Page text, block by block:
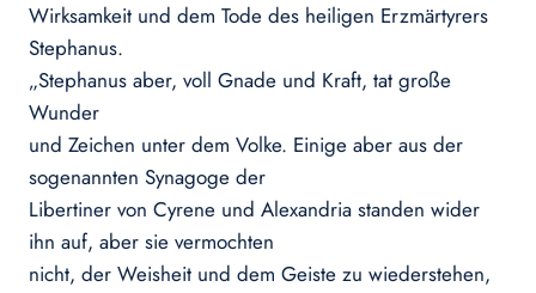
Wirksamkeit und dem Tode des heiligen Erzmärtyrers
Stephanus.
„Stephanus aber, voll Gnade und Kraft, tat große
Wunder
und Zeichen unter dem Volke. Einige aber aus der
sogenannten Synagoge der
Libertiner von Cyrene und Alexandria standen wider
ihn auf, aber sie vermochten
nicht, der Weisheit und dem Geiste zu wiederstehen,